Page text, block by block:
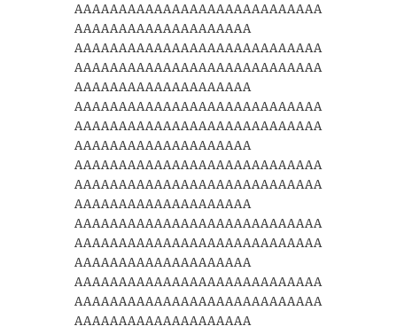
AAAAAAAAAAAAAAAAAAAAAAAAAAAA
AAAAAAAAAAAAAAAAAAAA
AAAAAAAAAAAAAAAAAAAAAAAAAAAA
AAAAAAAAAAAAAAAAAAAAAAAAAAAA
AAAAAAAAAAAAAAAAAAAA
AAAAAAAAAAAAAAAAAAAAAAAAAAAA
AAAAAAAAAAAAAAAAAAAAAAAAAAAA
AAAAAAAAAAAAAAAAAAAA
AAAAAAAAAAAAAAAAAAAAAAAAAAAA
AAAAAAAAAAAAAAAAAAAAAAAAAAAA
AAAAAAAAAAAAAAAAAAAA
AAAAAAAAAAAAAAAAAAAAAAAAAAAA
AAAAAAAAAAAAAAAAAAAAAAAAAAAA
AAAAAAAAAAAAAAAAAAAA
AAAAAAAAAAAAAAAAAAAAAAAAAAAA
AAAAAAAAAAAAAAAAAAAAAAAAAAAA
AAAAAAAAAAAAAAAAAAAA